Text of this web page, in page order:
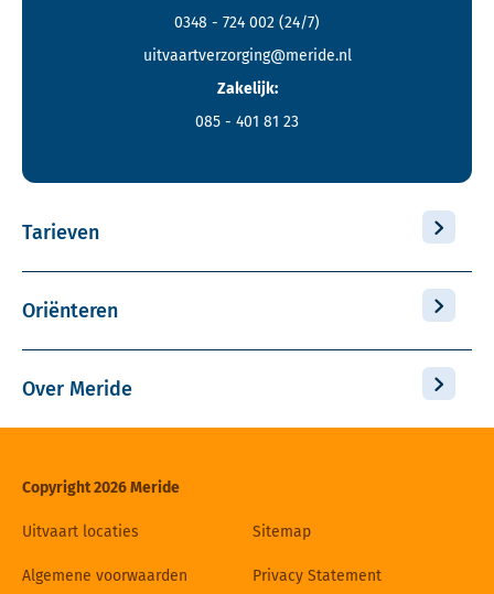
0348 - 724 002 (24/7)
uitvaartverzorging@meride.nl
Zakelijk:
085 - 401 81 23
Tarieven
Oriënteren
Over Meride
Copyright 2026 Meride
Uitvaart locaties Sitemap
Algemene voorwaarden Privacy Statement